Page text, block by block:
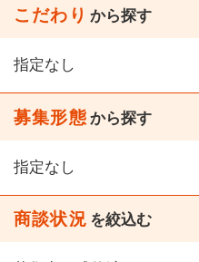
こだわり から探す
指定なし
募集形態から探す
指定なし
商談状況 を絞込む